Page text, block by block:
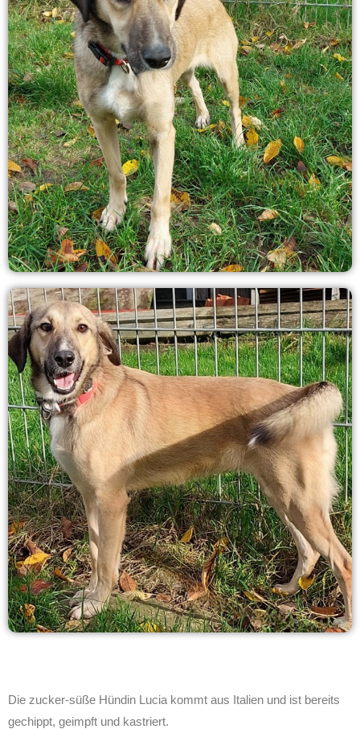
Die zucker-süße Hündin Lucia kommt aus Italien und ist bereits
gechippt, geimpft und kastriert.